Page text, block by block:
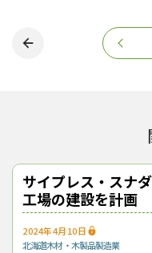
のは製材工場だけとし、
サイプレス・スナ
工場の建設を計画
2024年4月10日
北海道木材・木製品製造業